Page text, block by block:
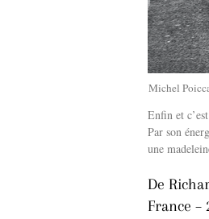
Michel
Enfin et
Par son
une
De
France –